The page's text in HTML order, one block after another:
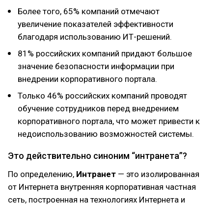
Более того, 65% компаний отмечают
увеличение показателей эффективности
благодаря использованию ИТ-решений.
81% российских компаний придают большое
значение безопасности информации при
внедрении корпоративного портала.
Только 46% российских компаний проводят
обучение сотрудников перед внедрением
корпоративного портала, что может привести к
недоиспользованию возможностей системы.
Это действительно синоним “интранета”?
По определению, Интранет — это изолированная
от Интернета внутренняя корпоративная частная
сеть, построенная на технологиях Интернета и